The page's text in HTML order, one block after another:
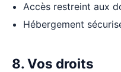
Accès restreint aux
Hébergement
8. Vos droits